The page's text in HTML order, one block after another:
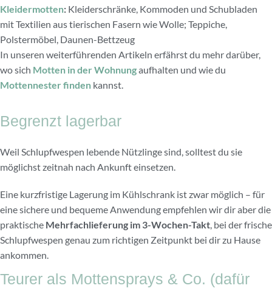
Kleidermotten: Kleiderschränke, Kommoden und Schubladen
mit Textilien aus tierischen Fasern wie Wolle; Teppiche,
Polstermöbel, Daunen-Bettzeug
In unseren weiterführenden Artikeln erfährst du mehr darüber,
wo sich Motten in der Wohnungaufhalten und wie du
Mottennester finden kannst.
Begrenzt lagerbar
Weil Schlupfwespen lebende Nützlinge sind, solltest du sie
möglichst zeitnah nach Ankunft einsetzen.
Eine kurzfristige Lagerung im Kühlschrank ist zwar möglich – für
eine sichere und bequeme Anwendung empfehlen wir dir aber die
praktische Mehrfachlieferung im 3-Wochen-Takt, bei der frische
Schlupfwespen genau zum richtigen Zeitpunkt bei dir zu Hause
ankommen.
Teurer als Mottensprays & Co. (dafür